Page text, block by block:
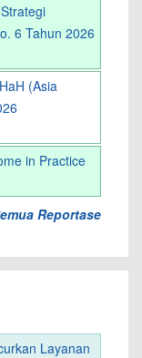
6 Tahun 2026
(Asia
in Practice
Reportase
Layanan